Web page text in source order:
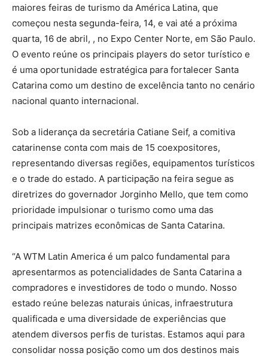
maiores feiras de turismo da América Latina, que
começou nesta segunda-feira, 14, e vai até a próxima
quarta, 16 de abril, , no Expo Center Norte, em São Paulo.
O evento reúne os principais players do setor turístico e
é uma oportunidade estratégica para fortalecer Santa
Catarina como um destino de excelência tanto no cenário
nacional quanto internacional.
Sob a liderança da secretária Catiane Seif, a comitiva
catarinense conta com mais de 15 coexpositores,
representando diversas regiões, equipamentos turísticos
e o trade do estado. A participação na feira segue as
diretrizes do governador Jorginho Mello, que tem como
prioridade impulsionar o turismo como uma das
principais matrizes econômicas de Santa Catarina.
“A WTM Latin America é um palco fundamental para
apresentarmos as potencialidades de Santa Catarina a
compradores e investidores de todo o mundo. Nosso
estado reúne belezas naturais únicas, infraestrutura
qualificada e uma diversidade de experiências que
atendem diversos perfis de turistas. Estamos aqui para
consolidar nossa posição como um dos destinos mais